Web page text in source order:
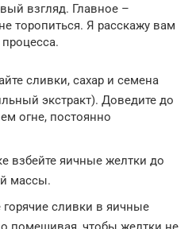
взгляд. Главное –
торопиться. Я расскажу вам
процесса.
сливки, сахар и семена
экстракт). Доведите до
огне, постоянно
взбейте яичные желтки до
массы.
горячие сливки в яичные